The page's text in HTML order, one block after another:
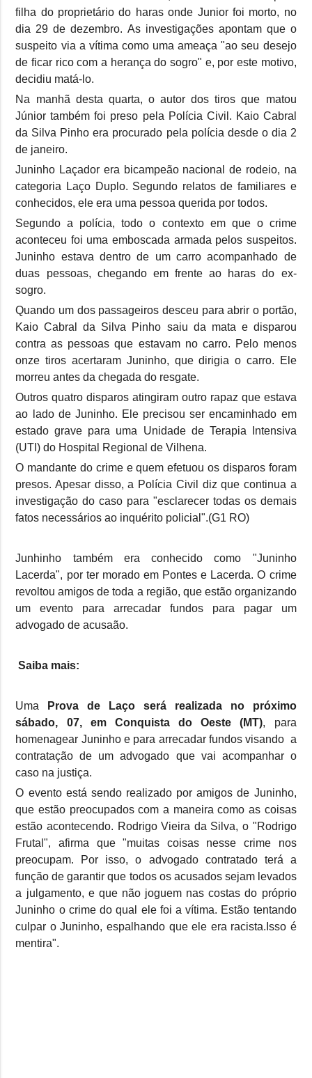
filha do proprietário do haras onde Junior foi morto, no
dia 29 de dezembro. As investigações apontam que o
suspeito via a vítima como uma ameaça "ao seu desejo
de ficar rico com a herança do sogro" e, por este motivo,
decidiu matá-lo.
Na manhã desta quarta, o autor dos tiros que matou
Júnior também foi preso pela Polícia Civil. Kaio Cabral
da Silva Pinho era procurado pela polícia desde o dia 2
de janeiro.
Juninho Laçador era bicampeão nacional de rodeio, na
categoria Laço Duplo. Segundo relatos de familiares e
conhecidos, ele era uma pessoa querida por todos.
Segundo a polícia, todo o contexto em que o crime
aconteceu foi uma emboscada armada pelos suspeitos.
Juninho estava dentro de um carro acompanhado de
duas pessoas, chegando em frente ao haras do ex-
sogro.
Quando um dos passageiros desceu para abrir o portão,
Kaio Cabral da Silva Pinho saiu da mata e disparou
contra as pessoas que estavam no carro. Pelo menos
onze tiros acertaram Juninho, que dirigia o carro. Ele
morreu antes da chegada do resgate.
Outros quatro disparos atingiram outro rapaz que estava
ao lado de Juninho. Ele precisou ser encaminhado em
estado grave para uma Unidade de Terapia Intensiva
(UTI) do Hospital Regional de Vilhena.
O mandante do crime e quem efetuou os disparos foram
presos. Apesar disso, a Polícia Civil diz que continua a
investigação do caso para "esclarecer todas os demais
fatos necessários ao inquérito policial".(G1 RO)
Junhinho também era conhecido como "Juninho
Lacerda", por ter morado em Pontes e Lacerda. O crime
revoltou amigos de toda a região, que estão organizando
um evento para arrecadar fundos para pagar um
advogado de acusaão.
Saiba mais:
Uma Prova de Laço será realizada no próximo
sábado, 07, em Conquista do Oeste (MT), para
homenagear Juninho e para arrecadar fundos visando a
contratação de um advogado que vai acompanhar o
caso na justiça.
O evento está sendo realizado por amigos de Juninho,
que estão preocupados com a maneira como as coisas
estão acontecendo. Rodrigo Vieira da Silva, o "Rodrigo
Frutal", afirma que "muitas coisas nesse crime nos
preocupam. Por isso, o advogado contratado terá a
função de garantir que todos os acusados sejam levados
a julgamento, e que não joguem nas costas do próprio
Juninho o crime do qual ele foi a vítima. Estão tentando
culpar o Juninho, espalhando que ele era racista.Isso é
mentira".